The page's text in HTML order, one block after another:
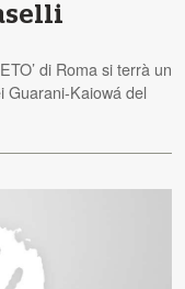
di Roma si terrà un
Guarani-Kaiowá del